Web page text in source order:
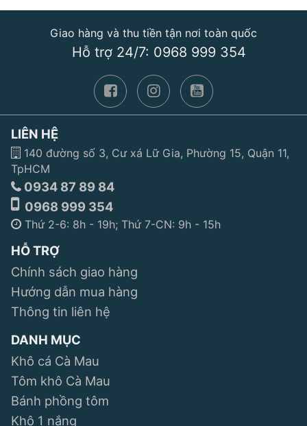
Giao hàng và thu tiền tận nơi toàn quốc
Hỗ trợ 24/7: 0968 999 354
LIÊN HỆ
140 đường số 3, Cư xá Lữ Gia, Phường 15, Quận 11,
TpHCM
0934 87 89 84
0968 999 354
Thứ 2-6: 8h - 19h; Thứ 7-CN: 9h - 15h
HỖ TRỢ
Chính sách giao hàng
Hướng dẫn mua hàng
Thông tin liên hệ
DANH MỤC
Khô cá Cà Mau
Tôm khô Cà Mau
Bánh phồng tôm
Khô 1 nắng